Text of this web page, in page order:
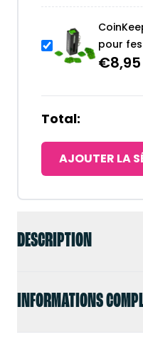
DESCRIPTION
INFORMATIONS
pour
€8,95
Total:
AJOUTER LA